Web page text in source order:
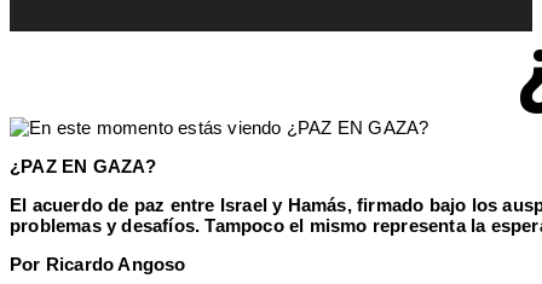
¿PAZ EN GAZA?
El acuerdo de paz entre Israel y Hamás, firmado bajo los
problemas y desafíos. Tampoco el mismo representa la
Por Ricardo Angoso